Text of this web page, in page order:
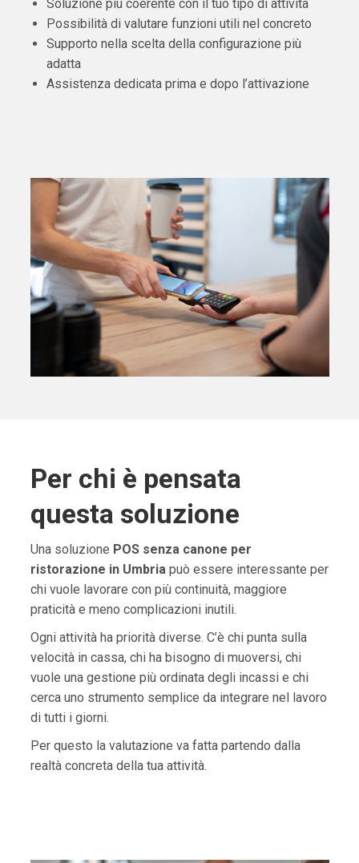
Soluzione più coerente con il tuo tipo di attività
Possibilità di valutare funzioni utili nel concreto
Supporto nella scelta della configurazione più
adatta
Assistenza dedicata prima e dopo l’attivazione
Per chi è pensata
questa soluzione
Una soluzione POS senza canone per
ristorazione in Umbriapuò essere interessante per
chi vuole lavorare con più continuità, maggiore
praticità e meno complicazioni inutili.
Ogni attività ha priorità diverse. C’è chi punta sulla
velocità in cassa, chi ha bisogno di muoversi, chi
vuole una gestione più ordinata degli incassi e chi
cerca uno strumento semplice da integrare nel lavoro
di tutti i giorni.
Per questo la valutazione va fatta partendo dalla
realtà concreta della tua attività.